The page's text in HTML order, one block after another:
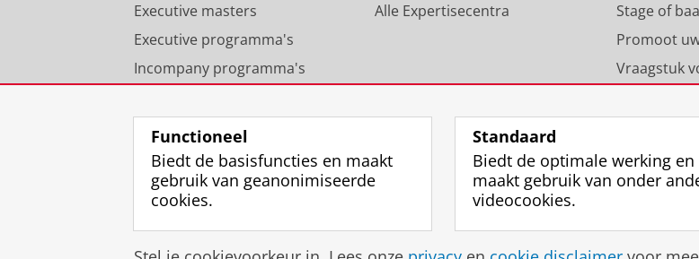
Executive masters
Executive programma's
Incompany programma's
Groningen Business School
Alle Expertisecentra
Stage of
Promoot
Vraagstuk
Disclaimer & Copyright Privacy
Functioneel
Biedt de basisfuncties en maakt
gebruik van geanonimiseerde
cookies.
Standaard
Biedt de optimale werking en
maakt gebruik van onder
videocookies.